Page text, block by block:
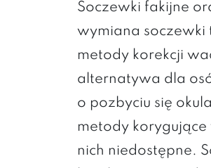
Soczewki fakijne
wymiana soczewki
metody korekcji
alternatywa dla
o pozbyciu się
metody
nich niedostępne.